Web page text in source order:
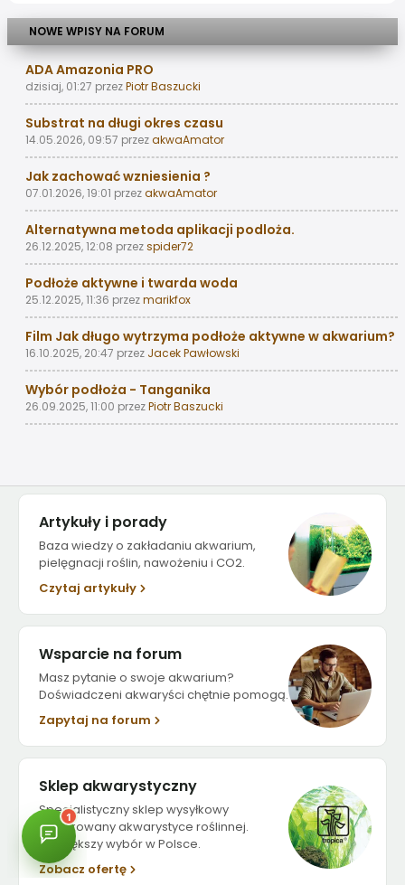
NOWE WPISY NA FORUM
ADA Amazonia PRO
dzisiaj, 01:27 przezPiotr Baszucki
Substrat na długi okres czasu
14.05.2026, 09:57 przezakwaAmator
Jak zachować wzniesienia ?
07.01.2026, 19:01 przezakwaAmator
Alternatywna metoda aplikacji podloża.
26.12.2025, 12:08 przezspider72
Podłoże aktywne i twarda woda
25.12.2025, 11:36 przezmarikfox
Film Jak długo wytrzyma podłoże aktywne w akwarium?
16.10.2025, 20:47 przez Jacek Pawłowski
Wybór podłoża - Tanganika
26.09.2025, 11:00 przezPiotr Baszucki
Artykuły i porady
Baza wiedzy o zakładaniu akwarium,
pielęgnacji roślin, nawożeniu i CO2.
Czytaj artykuły
Wsparcie na forum
Masz pytanie o swoje akwarium?
Doświadczeni akwaryści chętnie pomogą.
Zapytaj na forum
Sklep akwarystyczny
Specjalistyczny sklep wysyłkowy
dedykowany akwarystyce roślinnej.
Największy wybór w Polsce.
Zobacz ofertę